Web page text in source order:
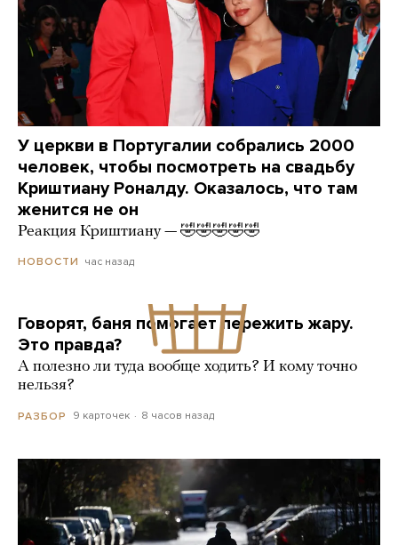
У церкви в Португалии собрались 2000
человек, чтобы посмотреть на свадьбу
Криштиану Роналду. Оказалось, что там
женится не он
Реакция Криштиану — 🤣🤣🤣🤣🤣
НОВОСТИ час назад
Говорят, баня помогает пережить жару.
Это правда?
А полезно ли туда вообще ходить? И кому точно
нельзя?
РАЗБОР 9 карточек 8 часов назад